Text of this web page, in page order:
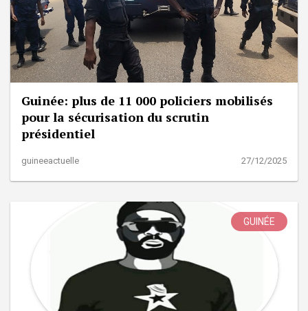
Guinée: plus de 11 000 policiers mobilisés
pour la sécurisation du scrutin
présidentiel
guineeactuelle 27/12/2025
GUINÉE